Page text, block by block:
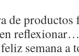
de productos
semana a